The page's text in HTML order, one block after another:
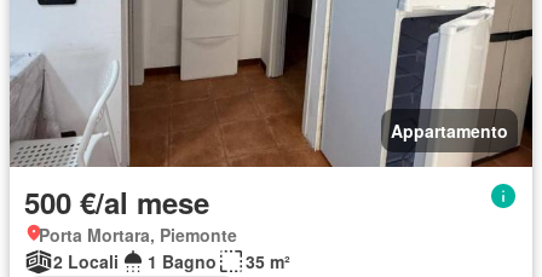
Appartamento
500 €/al mese
Porta Mortara, Piemonte
2 Locali
1 Bagno
35 m²